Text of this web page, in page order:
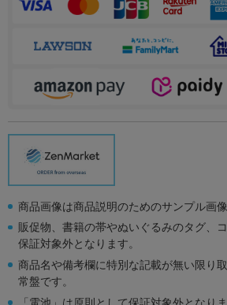
商品画像は商品説明のためのサンプル画像
販促物、書籍の帯やぬいぐるみのタグ、
保証対象外となります。
商品名や備考欄に特別な記載が無い限り
常盤です。
「電池」は原則として保証対象外となりま